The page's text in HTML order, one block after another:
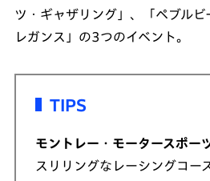
ツ・ギャザリング」、「ペブル
レガンス」の3つのイベント。
TIPS
モントレー・モータースポー
スリリングなレーシングコー